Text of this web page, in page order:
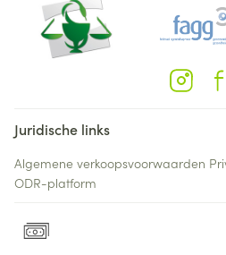
Juridische links
Algemene verkoopsvoorwaarden
ODR-platform